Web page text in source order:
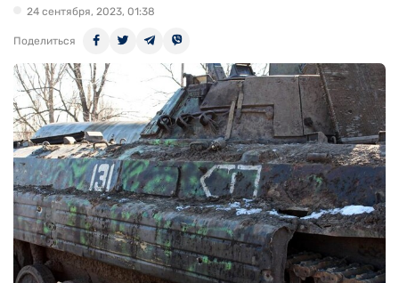
24 сентября, 2023, 01:38
Поделиться